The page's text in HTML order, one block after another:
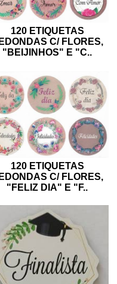
120 ETIQUETAS
C/ FLORES,
"BEIJINHOS" E "C..
120 ETIQUETAS
C/ FLORES,
"FELIZ DIA" E "F..